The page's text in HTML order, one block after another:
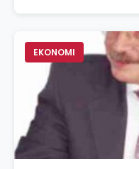
EKONOMI